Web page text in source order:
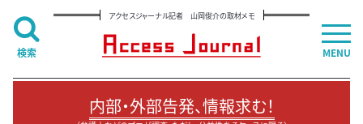
アクセスジャーナル記者 山岡俊介の取材メモ
内部・外部告発、情報求む！
MENU
検索